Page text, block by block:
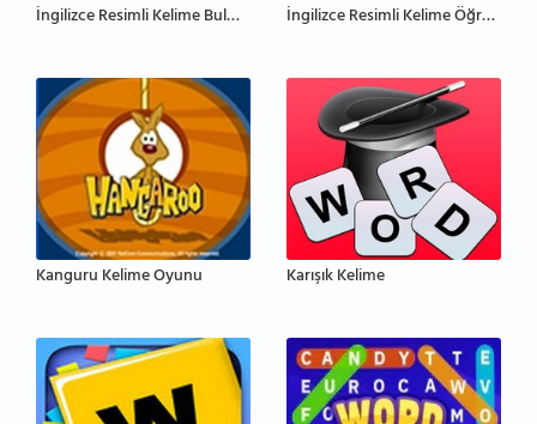
İngilizce Resimli Kelime Bulmaca İngilizce Resimli Kelime Öğrenme
Kanguru Kelime Oyunu Karışık Kelime